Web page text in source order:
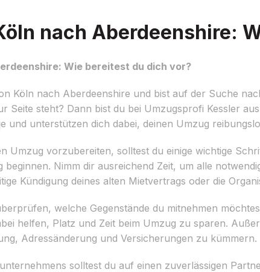
nach Aberdeenshire:
Wie bereitest du dich vor?
Köln nach Aberdeenshire und bist auf der Suche
Seite steht? Dann bist du bei Umzugsprofi Kessler
und unterstützen dich dabei, deinen Umzug
Umzug vorzubereiten, solltest du einige wichtige
beginnen. Nimm dir ausreichend Zeit, um alle
Kündigung deines alten Mietvertrags oder die
welche Gegenstände du mitnehmen
helfen, Platz und Zeit beim Umzug zu sparen.
Adressänderung und Versicherungen zu kümmern.
solltest du auf einen zuverlässigen